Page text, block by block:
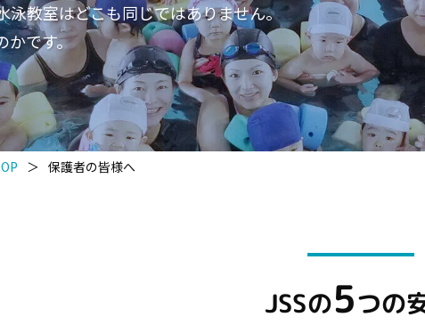
泳教室はどこも同じではありません。
かです。
＞ 保護者の皆様へ
JSSの5つの